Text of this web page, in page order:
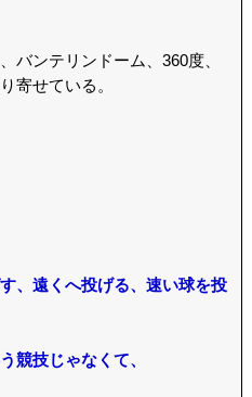
バンテリンドーム、360度、
寄せている。
、遠くへ投げる、速い球を投
競技じゃなくて、